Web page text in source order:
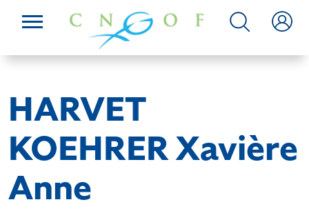
HARVET
KOEHRER Xavière
Anne